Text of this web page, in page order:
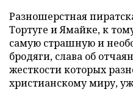
Разношерстная
Тортуге и Ямайке, к
самую страшную и
бродяги, слава об
жесткости которых
христианскому миру,